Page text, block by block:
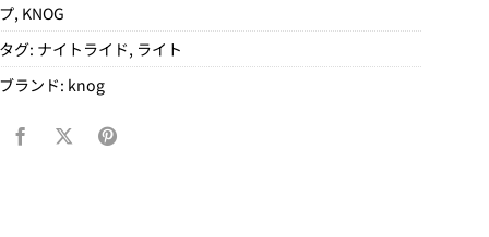
プ, KNOG
タグ: ナイトライド, ライト
ブランド: knog